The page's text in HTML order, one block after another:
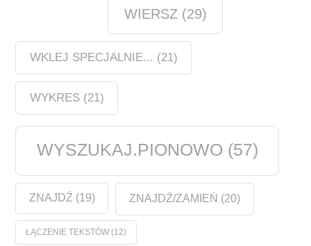
WIERSZ(29)
WKLEJ SPECJALNIE... (21)
WYKRES(21)
WYSZUKAJ.PIONOWO (57)
ZNAJDŹ (19) ZNAJDŹ/ZAMIEŃ (20)
ŁĄCZENIE TEKSTÓW (12)